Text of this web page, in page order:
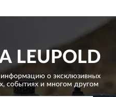
LEUPOLD
о эксклюзивных
событиях и многом другом